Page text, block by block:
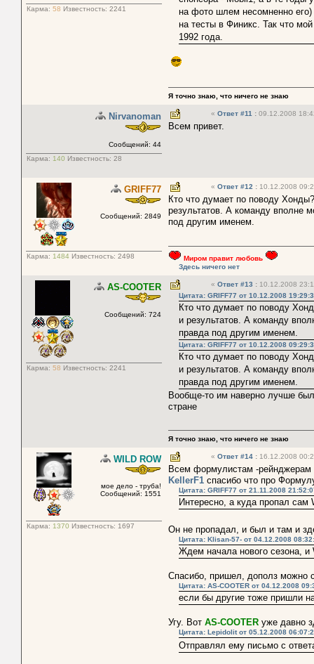
Карма: 58 Известность: 2241
на фото шлем несомненно
на тесты в Финикс. Так что
1992 года.
Я точно знаю, что ничего не знаю
Nirvanoman
Сообщений: 44
Карма: 140 Известность: 28
« Ответ #11 : 09.12.2008
Всем привет.
GRIFF77
Сообщений: 2849
Карма: 1484 Известность: 2498
« Ответ #12 : 10.12.2008
Кто что думает по поводу
результатов. А команду вполне
под другим именем.
Миром правит любовь
Здесь ничего нет
AS-COOTER
Сообщений: 724
Карма: 58 Известность: 2241
« Ответ #13 : 10.12.2008
Цитата: GRIFF77 от 10.12.2008
Кто что думает по поводу
и результатов. А команду
правда под другим именем.
Цитата: GRIFF77 от 10.12.2008
Кто что думает по поводу
и результатов. А команду
правда под другим именем.
Вообще-то им наверно лучше
стране
Я точно знаю, что ничего не знаю
WILD ROW
мое дело - труба!
Сообщений: 1551
Карма: 1370 Известность: 1697
« Ответ #14 : 16.12.2008
Всем формулистам -рейнджерам
KellerF1 спасибо что про
Цитата: GRIFF77 от 21.11.2008
Интересно, а куда пропал сам
Он не пропадал, и был и там и
Цитата: Klisan-57- от 04.12.2008
Ждем начала нового сезона, и
Спасибо, пришел, дополз можно
Цитата: AS-COOTER от 04.12.2008
если бы другие тоже пришли
Угу. Вот AS-COOTER уже давно
Цитата: Lepidolit от 05.12.2008
Отправлял ему письмо с